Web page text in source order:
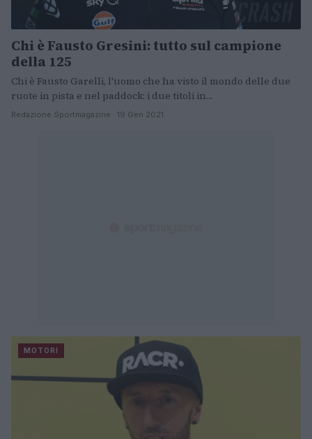
Chi è Fausto Gresini: tutto sul campione
della 125
Chi è Fausto Garelli, l'uomo che ha visto il mondo delle due
ruote in pista e nel paddock: i due titoli in…
Redazione Sportmagazine · 19 Gen 2021
MOTORI